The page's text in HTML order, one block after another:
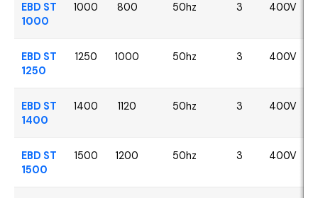
EBD ST
1000
1000 800 50hz 3 400V
EBD ST
1250
1250 1000 50hz 3 400V
EBD ST
1400
1400 1120 50hz 3 400V
EBD ST
1500
1500 1200 50hz 3 400V